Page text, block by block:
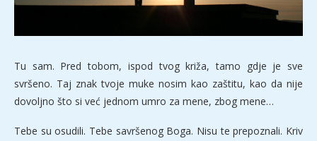
Tu sam. Pred tobom, ispod tvog križa, tamo gdje je sve
svršeno. Taj znak tvoje muke nosim kao zaštitu, kao da nije
dovoljno što si već jednom umro za mene, zbog mene…
Tebe su osudili. Tebe savršenog Boga. Nisu te prepoznali. Kriv